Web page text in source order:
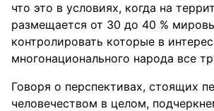
что это в условиях, когда на
размещается от 30 до 40 %
контролировать которые в
многонационального народа все
Говоря о перспективах, стоящих
человечеством в целом,